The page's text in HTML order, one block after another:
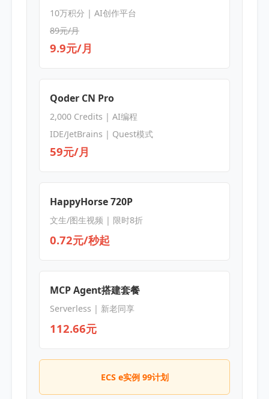
10万积分 | AI创作平台
89元/月
9.9元/月
Qoder CN Pro
2,000 Credits | AI编程
IDE/JetBrains | Quest模式
59元/月
HappyHorse 720P
文生/图生视频 | 限时8折
0.72元/秒起
MCP Agent搭建套餐
Serverless | 新老同享
112.66元
ECS e实例 99计划